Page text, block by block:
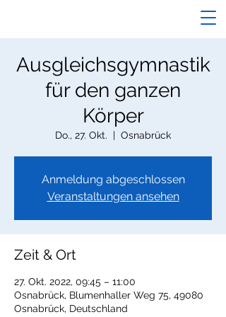
Ausgleichsgymnastik
für den ganzen
Körper
Do., 27. Okt.
  |
Osnabrück
Anmeldung abgeschlossen
Veranstaltungen ansehen
Zeit & Ort
27. Okt. 2022, 09:45 – 11:00
Osnabrück, Blumenhaller Weg 75, 49080
Osnabrück, Deutschland